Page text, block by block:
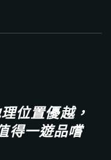
位置優越，
得一遊品嚐